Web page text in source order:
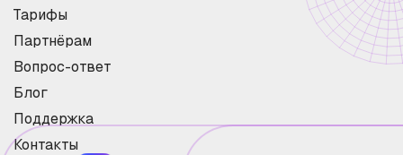
Тарифы
Партнёрам
Вопрос-ответ
Блог
Поддержка
Контакты